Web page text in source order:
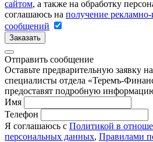
сайтом, а также на обработку
соглашаюсь на получение
сообщений
Заказать
Отправить сообщение
Оставьте предварительную заявку
специалисты отдела «Теремъ-
предоставят подробную
Имя
Телефон
Я соглашаюсь с Политикой в
персональных данных, Правилами